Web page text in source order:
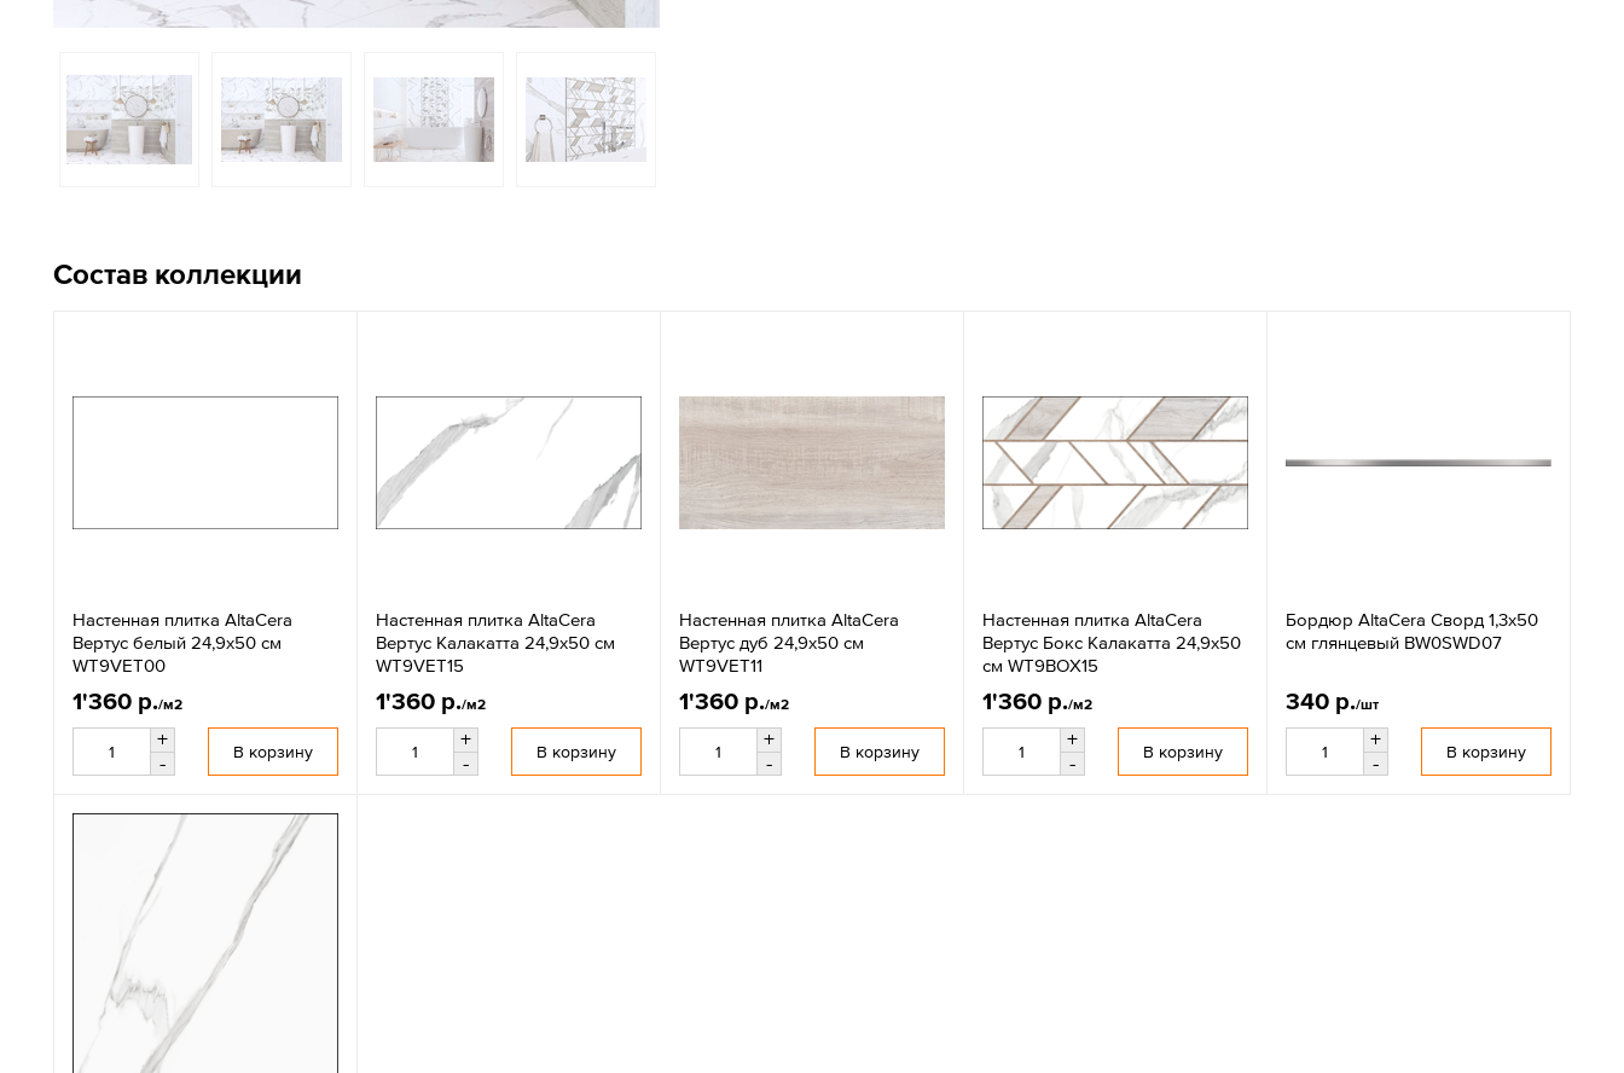
Состав коллекции
Настенная плитка AltaCera
Вертус белый 24,9x50 см
WT9VET00
1'360 р./м2
+
-
В корзину
Настенная плитка AltaCera
Вертус Калакатта 24,9x50 см
WT9VET15
1'360 р./м2
+
-
В корзину
Настенная плитка AltaCera
Вертус дуб 24,9x50 см
WT9VET11
1'360 р./м2
+
-
В корзину
Настенная плитка AltaCera
Вертус Бокс Калакатта 24,9x50
см WT9BOX15
1'360 р./м2
+
-
В корзину
Бордюр AltaCera Сворд 1,3x50
см глянцевый BW0SWD07
340 р./шт
+
-
В корзину